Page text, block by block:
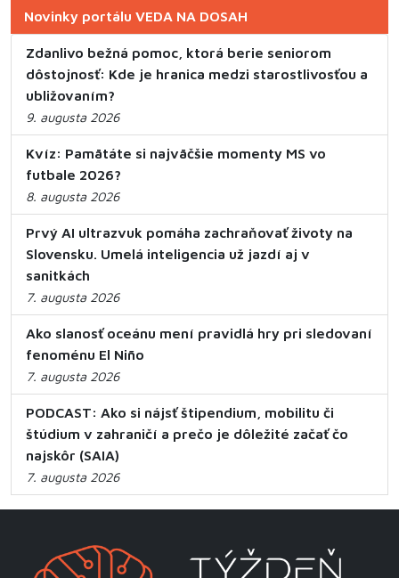
Novinky portálu VEDA NA DOSAH
Zdanlivo bežná pomoc, ktorá berie seniorom
dôstojnosť: Kde je hranica medzi starostlivosťou a
ubližovaním?
9. augusta 2026
Kvíz: Pamätáte si najväčšie momenty MS vo
futbale 2026?
8. augusta 2026
Prvý AI ultrazvuk pomáha zachraňovať životy na
Slovensku. Umelá inteligencia už jazdí aj v
sanitkách
7. augusta 2026
Ako slanosť oceánu mení pravidlá hry pri sledovaní
fenoménu El Niño
7. augusta 2026
PODCAST: Ako si nájsť štipendium, mobilitu či
štúdium v zahraničí a prečo je dôležité začať čo
najskôr (SAIA)
7. augusta 2026